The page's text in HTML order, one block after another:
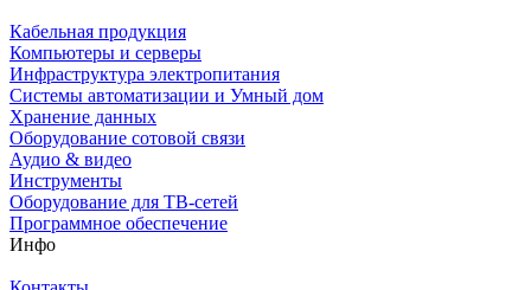
Кабельная продукция
Компьютеры и серверы
Инфраструктура электропитания
Системы автоматизации и Умный дом
Хранение данных
Оборудование сотовой связи
Аудио & видео
Инструменты
Оборудование для ТВ-сетей
Программное обеспечение
Инфо